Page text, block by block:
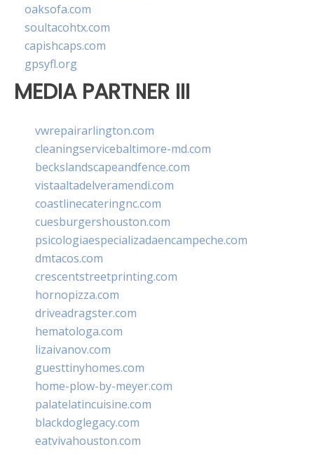
oaksofa.com
soultacohtx.com
capishcaps.com
gpsyfl.org
MEDIA PARTNER III
vwrepairarlington.com
cleaningservicebaltimore-md.com
beckslandscapeandfence.com
vistaaltadelveramendi.com
coastlinecateringnc.com
cuesburgershouston.com
psicologiaespecializadaencampeche.com
dmtacos.com
crescentstreetprinting.com
hornopizza.com
driveadragster.com
hematologa.com
lizaivanov.com
guesttinyhomes.com
home-plow-by-meyer.com
palatelatincuisine.com
blackdoglegacy.com
eatvivahouston.com